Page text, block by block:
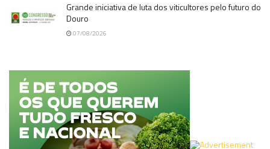
Grande iniciativa de luta dos viticultores pelo futuro do
Douro
07/08/2026